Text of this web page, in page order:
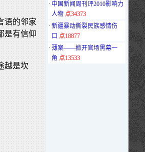
语的邻家
是有信仰
越是坎
· 中国新闻周刊评2010影响力
人物 点34373
· 新疆暴动撕裂民族感情伤
口 点18877
· 薄案——掀开官场黑幕一
角 点13533